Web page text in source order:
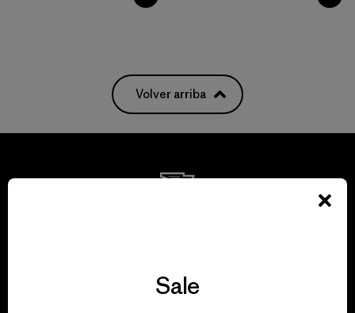
Volver arriba
View Ironclad Guarantee
Sale